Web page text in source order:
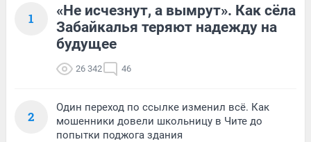
1
«Не исчезнут, а вымрут». Как сёла
Забайкалья теряют надежду на
будущее
26 342 46
2
Один переход по ссылке изменил всё. Как
мошенники довели школьницу в Чите до
попытки поджога здания